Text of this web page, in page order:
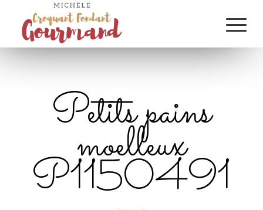
Petits pains
moelleux
P1150491